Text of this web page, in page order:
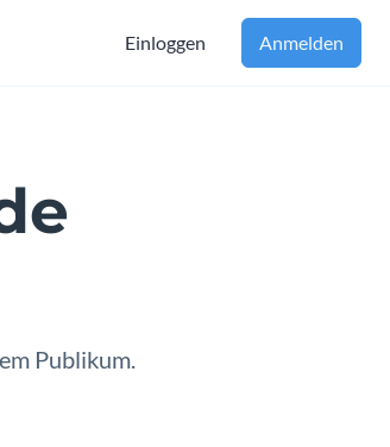
Einloggen Anmelden
Publikum.